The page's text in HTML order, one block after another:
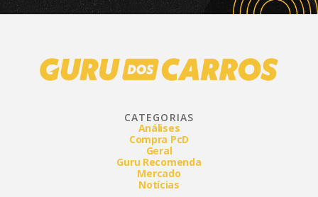
CATEGORIAS
Análises
Compra PcD
Geral
Guru Recomenda
Mercado
Notícias